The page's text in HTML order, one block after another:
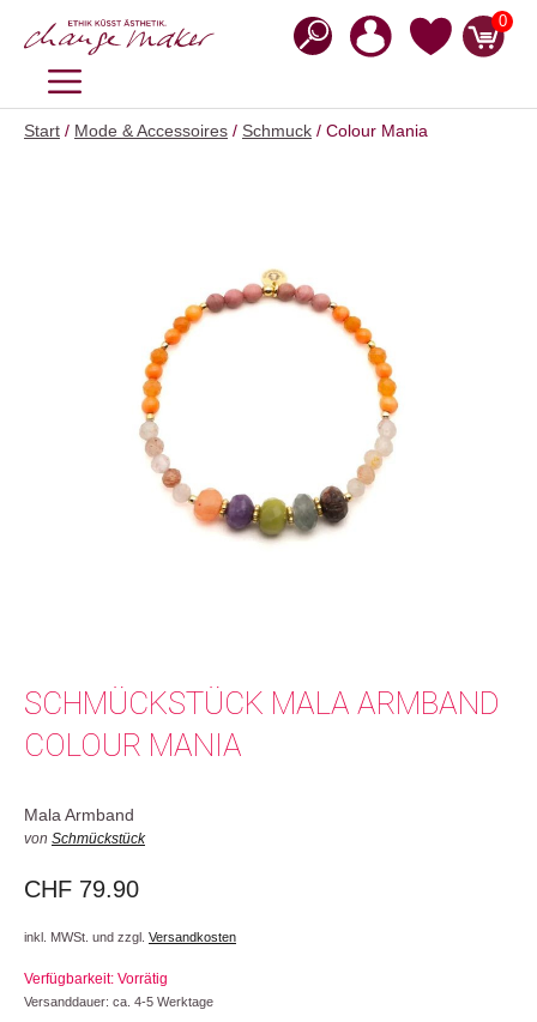
Inhalt
0
MENÜ
Start / Mode & Accessoires / Schmuck / Colour Mania
SCHMÜCKSTÜCK MALA ARMBAND
COLOUR MANIA
Mala Armband
von Schmückstück
CHF 79.90
inkl. MWSt. und zzgl. Versandkosten
Verfügbarkeit: Vorrätig
Versanddauer: ca. 4-5 Werktage